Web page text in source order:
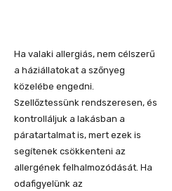
Ha valaki allergiás, nem célszerű
a háziállatokat a szőnyeg
közelébe engedni.
Szellőztessünk rendszeresen, és
kontrolláljuk a lakásban a
páratartalmat is, mert ezek is
segítenek csökkenteni az
allergének felhalmozódását. Ha
odafigyelünk az